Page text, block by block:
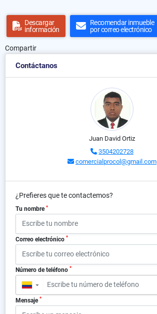
Descargar
información
Recomendar inmueble
por correo electrónico
Compartir
Contáctanos
Juan David Ortiz
3504202728
comercialprocol@gmail.com
¿Prefieres que te contactemos?
Tu nombre *
Correo electrónico *
Número de teléfono *
▼
Mensaje *